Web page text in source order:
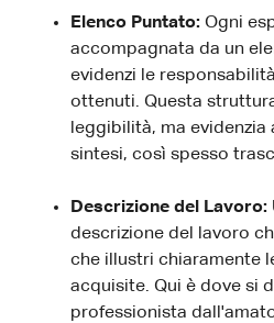
Elenco Puntato: Ogni
accompagnata da un
evidenzi le
ottenuti. Questa
leggibilità, ma
sintesi, così spesso
Descrizione del Lavoro:
descrizione del lavoro
che illustri chiaramente
acquisite. Qui è dove si
professionista